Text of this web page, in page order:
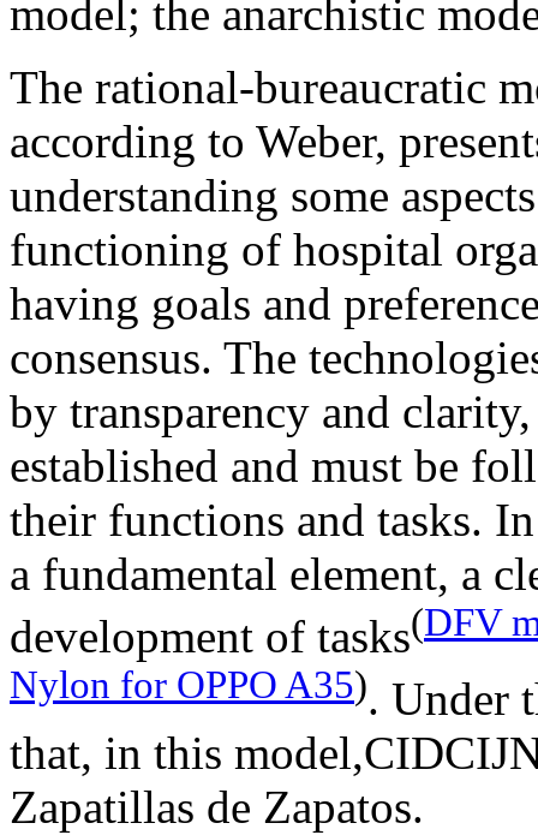
model; the anarchistic
The rational-bureaucratic
according to Weber,
understanding some
functioning of hospital
having goals and
consensus. The
by transparency and
established and must be
their functions and tasks.
a fundamental element, a
development of tasks(DFV
Nylon for OPPO A35). Under
that, in this
Zapatillas de Zapatos.